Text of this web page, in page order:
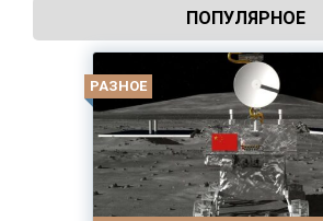
ПОПУЛЯРНОЕ
РАЗНОЕ